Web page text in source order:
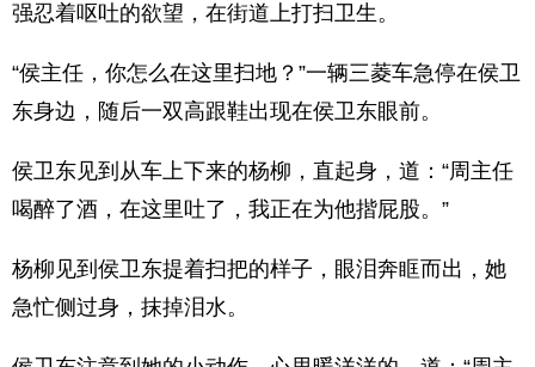
强忍着呕吐的欲望，在街道上打扫卫生。
“侯主任，你怎么在这里扫地？”一辆三菱车急停在侯卫
东身边，随后一双高跟鞋出现在侯卫东眼前。
侯卫东见到从车上下来的杨柳，直起身，道：“周主任
喝醉了酒，在这里吐了，我正在为他揩屁股。”
杨柳见到侯卫东提着扫把的样子，眼泪奔眶而出，她
急忙侧过身，抹掉泪水。